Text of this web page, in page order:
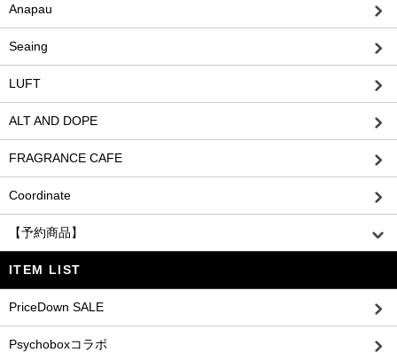
Anapau
Seaing
LUFT
ALT AND DOPE
FRAGRANCE CAFE
Coordinate
【予約商品】
ITEM LIST
PriceDown SALE
Psychoboxコラボ